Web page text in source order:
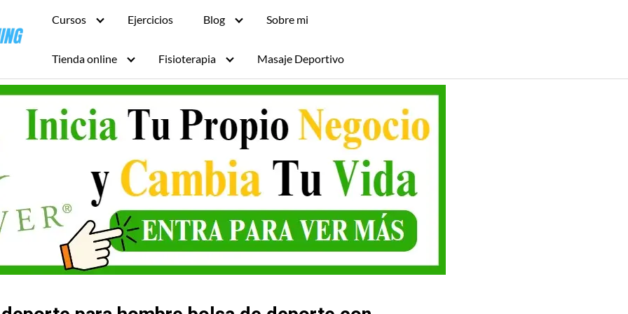
Cursos Ejercicios Blog Sobre mi
Tienda online Fisioterapia Masaje Deportivo